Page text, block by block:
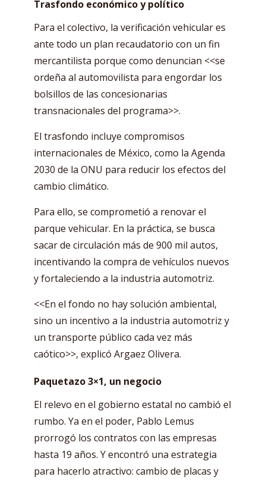
Trasfondo económico y político
Para el colectivo, la verificación vehicular es
ante todo un plan recaudatorio con un fin
mercantilista porque como denuncian <<se
ordeña al automovilista para engordar los
bolsillos de las concesionarias
transnacionales del programa>>.
El trasfondo incluye compromisos
internacionales de México, como la Agenda
2030 de la ONU para reducir los efectos del
cambio climático.
Para ello, se comprometió a renovar el
parque vehicular. En la práctica, se busca
sacar de circulación más de 900 mil autos,
incentivando la compra de vehículos nuevos
y fortaleciendo a la industria automotriz.
<<En el fondo no hay solución ambiental,
sino un incentivo a la industria automotriz y
un transporte público cada vez más
caótico>>, explicó Argaez Olivera.
Paquetazo 3×1, un negocio
El relevo en el gobierno estatal no cambió el
rumbo. Ya en el poder, Pablo Lemus
prorrogó los contratos con las empresas
hasta 19 años. Y encontró una estrategia
para hacerlo atractivo: cambio de placas y